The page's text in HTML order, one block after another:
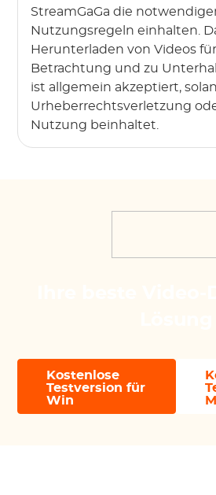
StreamGaGa die
Nutzungsregeln einhalten.
Herunterladen von Videos
Betrachtung und zu
ist allgemein akzeptiert,
Urheberrechtsverletzung
Nutzung beinhaltet.
Kostenlose
Testversion für
Win